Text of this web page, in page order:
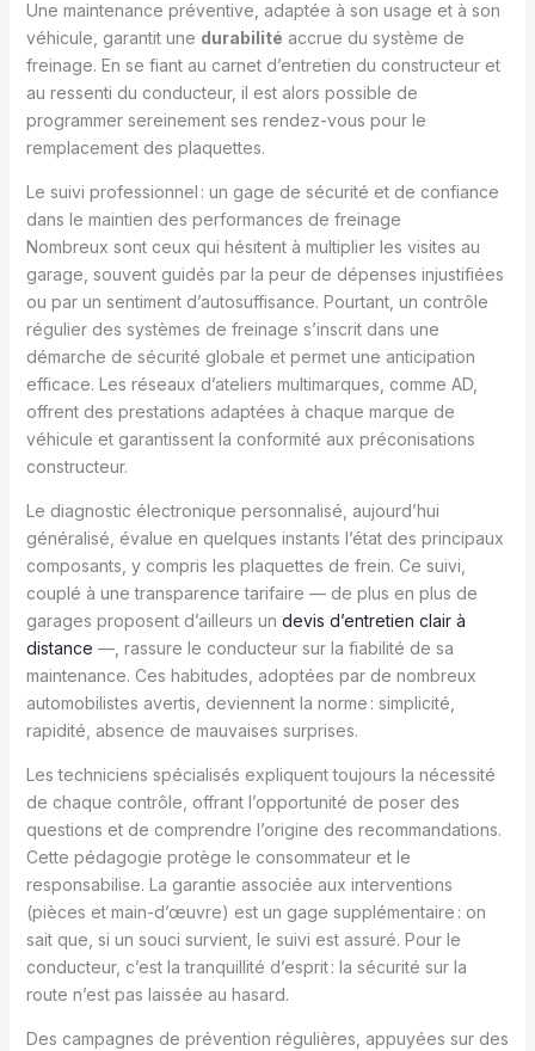
Une maintenance préventive, adaptée à son usage et à son
véhicule, garantit une durabilité accrue du système de
freinage. En se fiant au carnet d’entretien du constructeur et
au ressenti du conducteur, il est alors possible de
programmer sereinement ses rendez-vous pour le
remplacement des plaquettes.
Le suivi professionnel : un gage de sécurité et de confiance
dans le maintien des performances de freinage
Nombreux sont ceux qui hésitent à multiplier les visites au
garage, souvent guidés par la peur de dépenses injustifiées
ou par un sentiment d’autosuffisance. Pourtant, un contrôle
régulier des systèmes de freinage s’inscrit dans une
démarche de sécurité globale et permet une anticipation
efficace. Les réseaux d’ateliers multimarques, comme AD,
offrent des prestations adaptées à chaque marque de
véhicule et garantissent la conformité aux préconisations
constructeur.
Le diagnostic électronique personnalisé, aujourd’hui
généralisé, évalue en quelques instants l’état des principaux
composants, y compris les plaquettes de frein. Ce suivi,
couplé à une transparence tarifaire — de plus en plus de
garages proposent d’ailleurs un devis d’entretien clair à
distance —, rassure le conducteur sur la fiabilité de sa
maintenance. Ces habitudes, adoptées par de nombreux
automobilistes avertis, deviennent la norme : simplicité,
rapidité, absence de mauvaises surprises.
Les techniciens spécialisés expliquent toujours la nécessité
de chaque contrôle, offrant l’opportunité de poser des
questions et de comprendre l’origine des recommandations.
Cette pédagogie protège le consommateur et le
responsabilise. La garantie associée aux interventions
(pièces et main-d’œuvre) est un gage supplémentaire : on
sait que, si un souci survient, le suivi est assuré. Pour le
conducteur, c’est la tranquillité d’esprit : la sécurité sur la
route n’est pas laissée au hasard.
Des campagnes de prévention régulières, appuyées sur des